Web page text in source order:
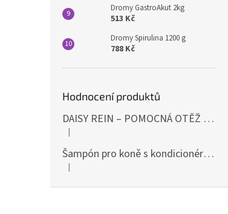
Dromy GastroAkut 2kg
513 Kč
Dromy Spirulina 1200 g
788 Kč
Hodnocení produktů
DAISY REIN – POMOCNÁ OTĚŽ PROTI STAHOVÁNÍ HLAVY DOLŮ ČERNÁ SHIRES
Hodnocení produktu je 5 z 5 hvězdiček.
|
Šampón pro koně s kondicionérem 500ml Waldhausen
Hodnocení produktu je 5 z 5 hvězdiček.
|